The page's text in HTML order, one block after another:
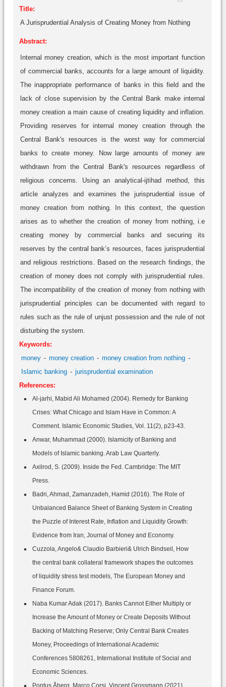
Title:
A Jurisprudential Analysis of Creating Money from Nothing
Abstract:
Internal money creation, which is the most important function
of commercial banks, accounts for a large amount of liquidity.
The inappropriate performance of banks in this field and the
lack of close supervision by the Central Bank make internal
money creation a main cause of creating liquidity and inflation.
Providing reserves for internal money creation through the
Central Bank's resources is the worst way for commercial
banks to create money. Now large amounts of money are
withdrawn from the Central Bank's resources regardless of
religious concerns. Using an analytical-ijtihad method, this
article analyzes and examines the jurisprudential issue of
money creation from nothing. In this context, the question
arises as to whether the creation of money from nothing, i.e
creating money by commercial banks and securing its
reserves by the central bank’s resources, faces jurisprudential
and religious restrictions. Based on the research findings, the
creation of money does not comply with jurisprudential rules.
The incompatibility of the creation of money from nothing with
jurisprudential principles can be documented with regard to
rules such as the rule of unjust possession and the rule of not
disturbing the system.
Keywords:
money
money creation
money creation from nothing
Islamic banking
jurisprudential examination
References:
Al-jarhi, Mabid Ali Mohamed (2004). Remedy for Banking
Crises: What Chicago and Islam Have in Common: A
Comment. Islamic Economic Studies, Vol. 11(2), p23-43.
Anwar, Muhammad (2000). Islamicity of Banking and
Models of Islamic banking. Arab Law Quarterly.
Axilrod, S. (2009). Inside the Fed. Cambridge: The MIT
Press.
Badri, Ahmad, Zamanzadeh, Hamid (2016). The Role of
Unbalanced Balance Sheet of Banking System in Creating
the Puzzle of Interest Rate, Inflation and Liquidity Growth:
Evidence from Iran, Journal of Money and Economy.
Cuzzola, Angelo& Claudio Barbieri& Ulrich Bindseil, How
the central bank collateral framework shapes the outcomes
of liquidity stress test models, The European Money and
Finance Forum.
Naba Kumar Adak (2017). Banks Cannot Either Multiply or
Increase the Amount of Money or Create Deposits Without
Backing of Matching Reserve; Only Central Bank Creates
Money, Proceedings of International Academic
Conferences 5808261, International Institute of Social and
Economic Sciences.